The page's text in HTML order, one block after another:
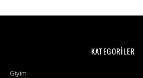
KATEGORİLER
Giyim